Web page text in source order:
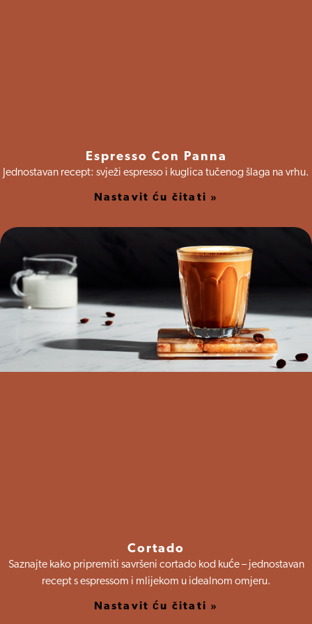
Espresso Con Panna
Jednostavan recept: svježi espresso i kuglica tučenog šlaga na vrhu.
Nastavit ću čitati »
Cortado
Saznajte kako pripremiti savršeni cortado kod kuće – jednostavan
recept s espressom i mlijekom u idealnom omjeru.
Nastavit ću čitati »